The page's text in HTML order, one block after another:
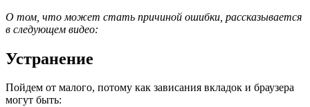
О том, что может стать причиной ошибки, рассказывается
в следующем видео:
Устранение
Пойдем от малого, потому как зависания вкладок и браузера
могут быть: